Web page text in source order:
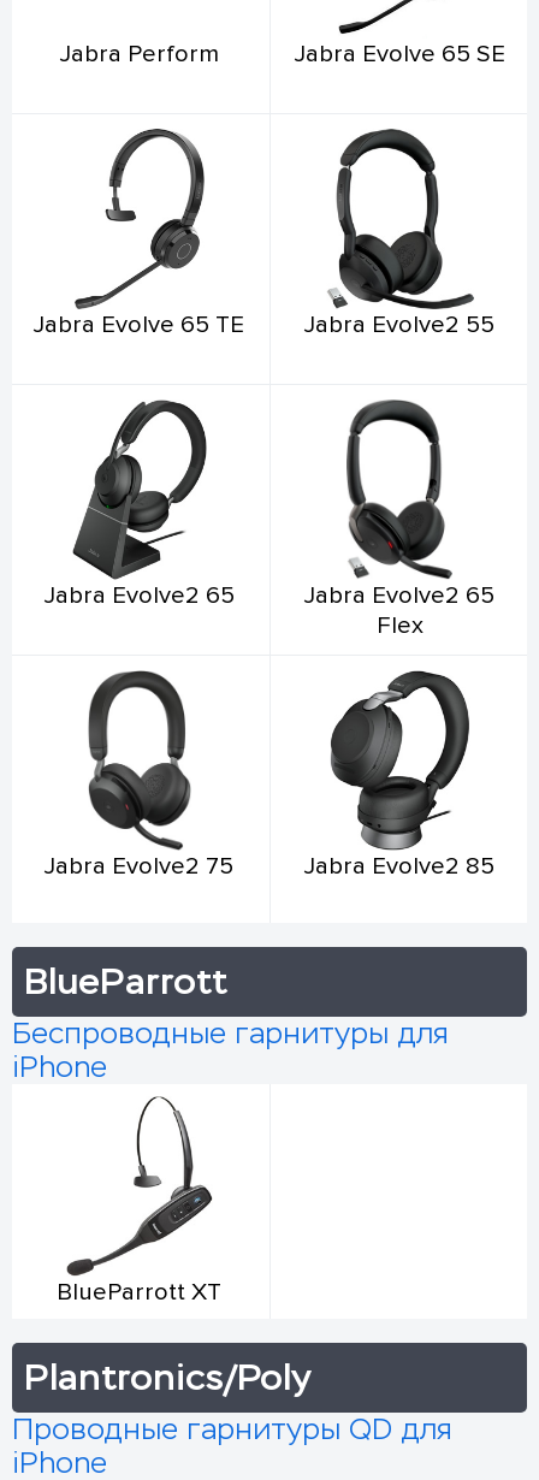
Jabra Perform Jabra Evolve 65 SE
Jabra Evolve 65 TE Jabra Evolve2 55
Jabra Evolve2 65
Jabra Evolve2 65
Flex
Jabra Evolve2 75 Jabra Evolve2 85
BlueParrott
Беспроводные гарнитуры для
iPhone
BlueParrott XT
Plantronics/Poly
Проводные гарнитуры QD для
iPhone